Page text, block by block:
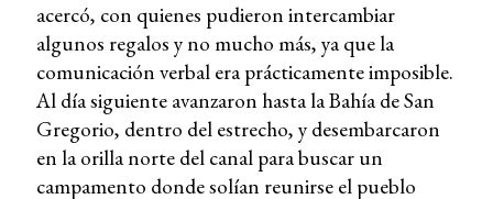
acercó, con quienes pudieron intercambiar
algunos regalos y no mucho más, ya que la
comunicación verbal era prácticamente imposible.
Al día siguiente avanzaron hasta la Bahía de San
Gregorio, dentro del estrecho, y desembarcaron
en la orilla norte del canal para buscar un
campamento donde solían reunirse el pueblo